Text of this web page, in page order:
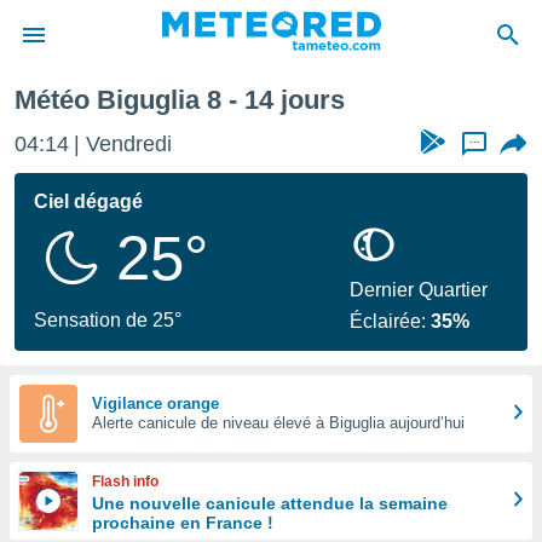
de
Météo Biguglia 8 - 14 jours
04:14 Vendredi ...
Ciel dégagé
25°
Sensation de 25°
Dernier Quartier
Éclairée:35%
Vigilance orange
Alerte canicule de niveau élevé à Biguglia aujourd’hui
Flash info
Une nouvelle canicule attendue la semaine
prochaine en France !